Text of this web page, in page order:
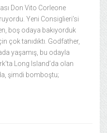
Don Vito Corleone
Yeni Consiglieri’si
boş odaya bakıyorduk
çok tanıdıktı. Godfather,
yaşamış, bu odayla
Long Island’da olan
şimdi bomboştu;